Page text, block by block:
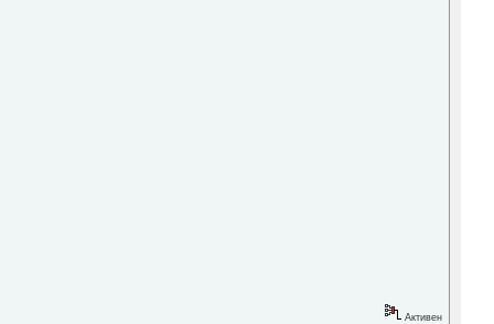
Активен